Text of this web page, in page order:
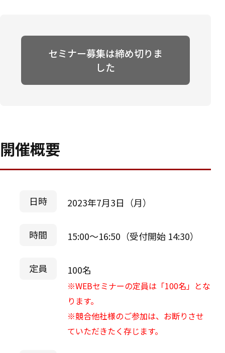
セミナー募集は締め切りま
した
開催概要
日時 2023年7月3日（月）
時間 15:00～16:50（受付開始 14:30）
定員 100名
※WEBセミナーの定員は「100名」とな
ります。
※競合他社様のご参加は、お断りさせ
ていただきたく存じます。